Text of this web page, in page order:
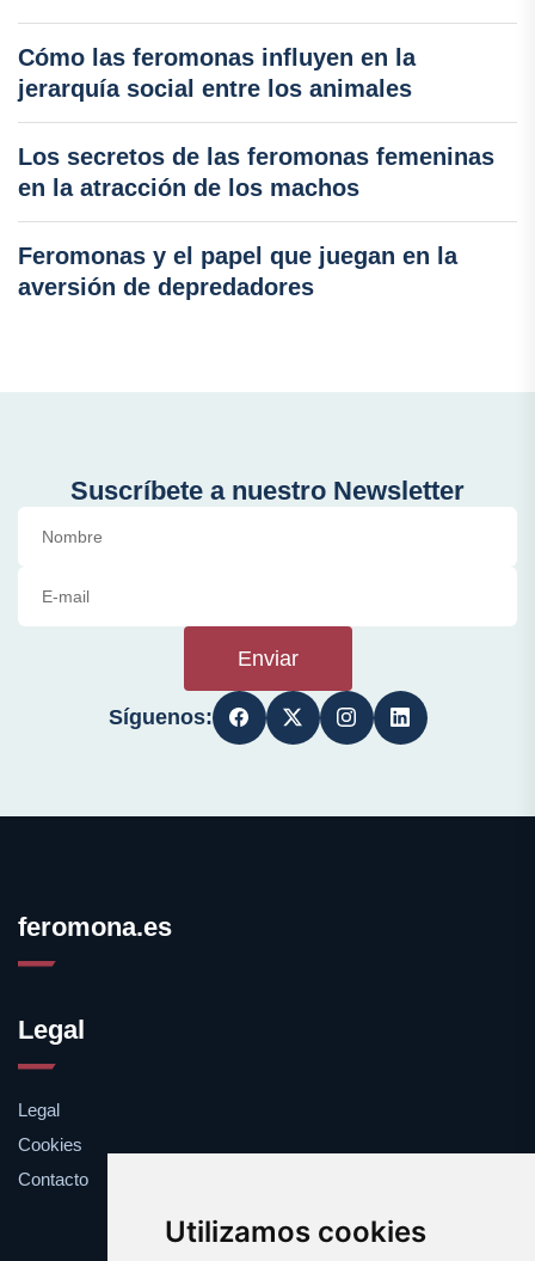
Utilizamos cookies
Cómo las feromonas influyen en la
jerarquía social entre los animales
Los secretos de las feromonas femeninas
en la atracción de los machos
Feromonas y el papel que juegan en la
aversión de depredadores
Suscríbete a nuestro Newsletter
Enviar
Síguenos:
feromona.es
Legal
Legal
Cookies
Contacto